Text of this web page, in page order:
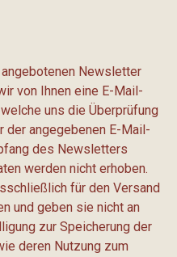
Newsletter
von Ihnen eine E-Mail-
uns die Überprüfung
der angegebenen E-Mail-
des Newsletters
werden nicht erhoben.
für den Versand
und geben sie nicht an
zur Speicherung der
deren Nutzung zum